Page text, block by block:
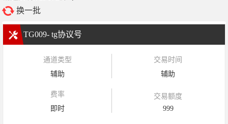
换一批
TG009- tg协议号
通道类型
辅助
交易时间
辅助
费率
即时
交易额度
999